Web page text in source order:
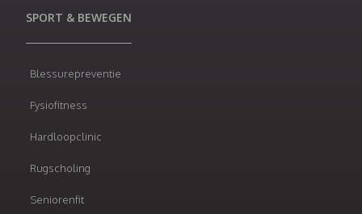
SPORT & BEWEGEN
Blessurepreventie
Fysiofitness
Hardloopclinic
Rugscholing
Seniorenfit